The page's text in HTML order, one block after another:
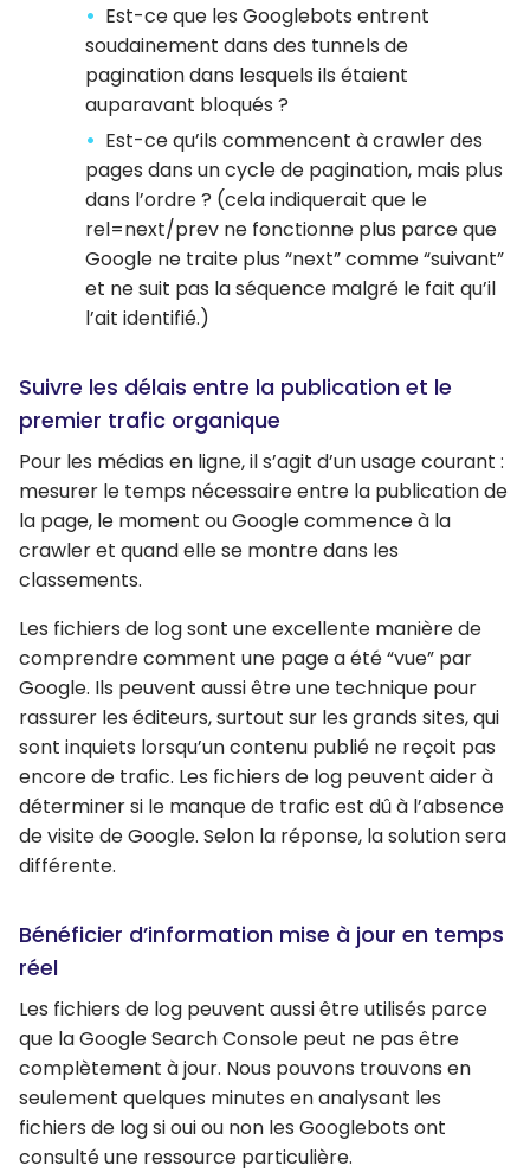
Est-ce que les Googlebots entrent
soudainement dans des tunnels de
pagination dans lesquels ils étaient
auparavant bloqués ?
Est-ce qu’ils commencent à crawler des
pages dans un cycle de pagination, mais plus
dans l’ordre ? (cela indiquerait que le
rel=next/prev ne fonctionne plus parce que
Google ne traite plus “next” comme “suivant”
et ne suit pas la séquence malgré le fait qu’il
l’ait identifié.)
Suivre les délais entre la publication et le
premier trafic organique
Pour les médias en ligne, il s’agit d’un usage courant :
mesurer le temps nécessaire entre la publication de
la page, le moment ou Google commence à la
crawler et quand elle se montre dans les
classements.
Les fichiers de log sont une excellente manière de
comprendre comment une page a été “vue” par
Google. Ils peuvent aussi être une technique pour
rassurer les éditeurs, surtout sur les grands sites, qui
sont inquiets lorsqu’un contenu publié ne reçoit pas
encore de trafic. Les fichiers de log peuvent aider à
déterminer si le manque de trafic est dû à l’absence
de visite de Google. Selon la réponse, la solution sera
différente.
Bénéficier d’information mise à jour en temps
réel
Les fichiers de log peuvent aussi être utilisés parce
que la Google Search Console peut ne pas être
complètement à jour. Nous pouvons trouvons en
seulement quelques minutes en analysant les
fichiers de log si oui ou non les Googlebots ont
consulté une ressource particulière.